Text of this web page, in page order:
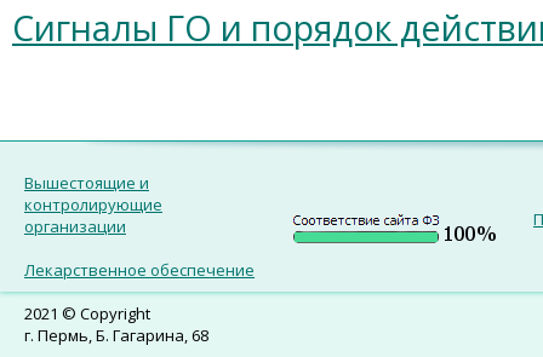
Сигналы ГО и порядок
Вышестоящие и
контролирующие
организации
Лекарственное обеспечение
2021 © Copyright
г. Пермь, Б. Гагарина, 68